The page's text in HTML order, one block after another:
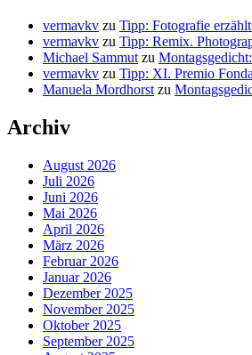
vermavkv zu Tipp: Fotografie
vermavkv zu Tipp: Remix.
Michael Sammut zu
vermavkv zu Tipp: XI. Premio
Manuela Mordhorst zu
Archiv
August 2026
Juli 2026
Juni 2026
Mai 2026
April 2026
März 2026
Februar 2026
Januar 2026
Dezember 2025
November 2025
Oktober 2025
September 2025